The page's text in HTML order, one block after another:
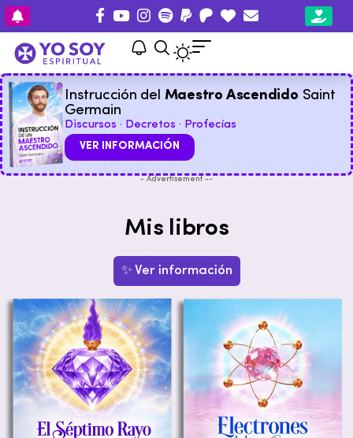
Instrucción del Maestro Ascendido Saint
Germain
Discursos · Decretos · Profecías
VER INFORMACIÓN
- Advertisement --
Mis libros
✨ Ver información